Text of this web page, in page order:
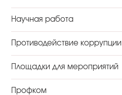
Научная работа
Противодействие коррупции
Площадки для мероприятий
Профком